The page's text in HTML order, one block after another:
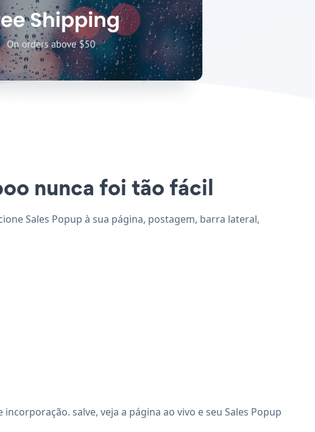
nunca foi tão fácil
Sales Popup à sua página, postagem, barra lateral,
salve, veja a página ao vivo e seu Sales Popup